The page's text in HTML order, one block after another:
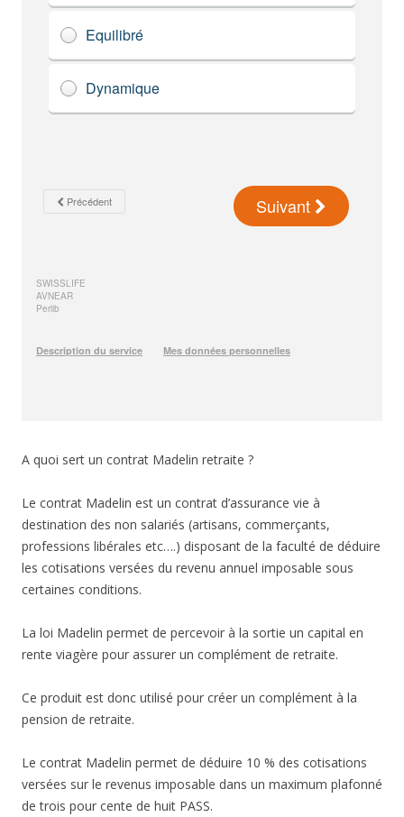
A quoi sert un contrat Madelin retraite ?
Le contrat Madelin est un contrat d’assurance vie à
destination des non salariés (artisans, commerçants,
professions libérales etc….) disposant de la faculté de déduire
les cotisations versées du revenu annuel imposable sous
certaines conditions.
La loi Madelin permet de percevoir à la sortie un capital en
rente viagère pour assurer un complément de retraite.
Ce produit est donc utilisé pour créer un complément à la
pension de retraite.
Le contrat Madelin permet de déduire 10 % des cotisations
versées sur le revenus imposable dans un maximum plafonné
de trois pour cente de huit PASS.